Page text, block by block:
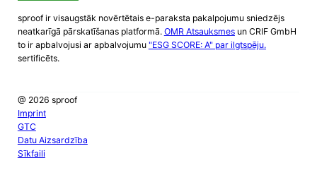
sproof ir visaugstāk novērtētais e-paraksta pakalpojumu sniedzējs
neatkarīgā pārskatīšanas platformā. OMR Atsauksmesun CRIF GmbH
to ir apbalvojusi ar apbalvojumu "ESG SCORE: A" par ilgtspēju.
sertificēts.
@ 2026 sproof
Imprint
GTC
Datu Aizsardzība
Sīkfaili